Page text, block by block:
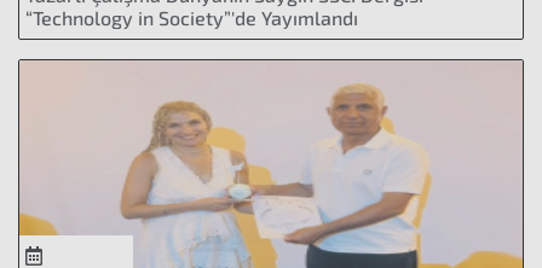
“Technology in Society”'de Yayımlandı